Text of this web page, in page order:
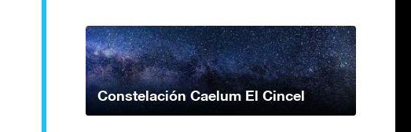
Constelación Caelum El Cincel